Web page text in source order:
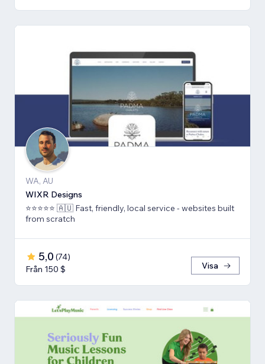
WA, AU
WIXR Designs
⭐️⭐️⭐️⭐️⭐️ 🇦🇺 Fast, friendly, local service - websites built
from scratch
5,0 (74)
Från 150 $
Visa